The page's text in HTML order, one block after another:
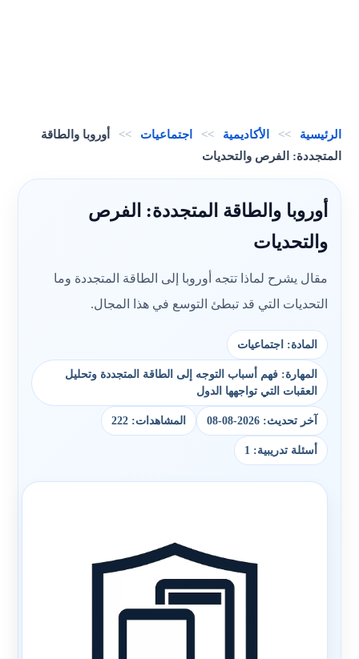
الرئيسية >> الأكاديمية >> اجتماعيات >>
أوروبا والطاقة
المتجددة: الفرص والتحديات
أوروبا والطاقة المتجددة: الفرص
والتحديات
مقال يشرح لماذا تتجه أوروبا إلى الطاقة المتجددة وما
التحديات التي قد تبطئ التوسع في هذا المجال.
المادة: اجتماعيات
المهارة: فهم أسباب التوجه إلى الطاقة المتجددة وتحليل
العقبات التي تواجهها الدول
آخر تحديث: 2026-08-08 المشاهدات: 222
أسئلة تدريبية: 1